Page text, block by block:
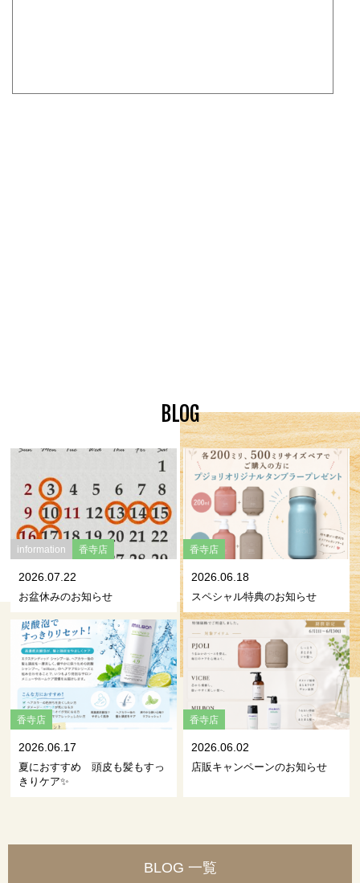
BLOG
information 香寺店
2026.07.22
お盆休みのお知らせ
香寺店
2026.06.18
スペシャル特典のお知らせ
香寺店
2026.06.17
夏におすすめ 頭皮も髪もすっ
きりケア✨
香寺店
2026.06.02
店販キャンペーンのお知らせ
BLOG 一覧